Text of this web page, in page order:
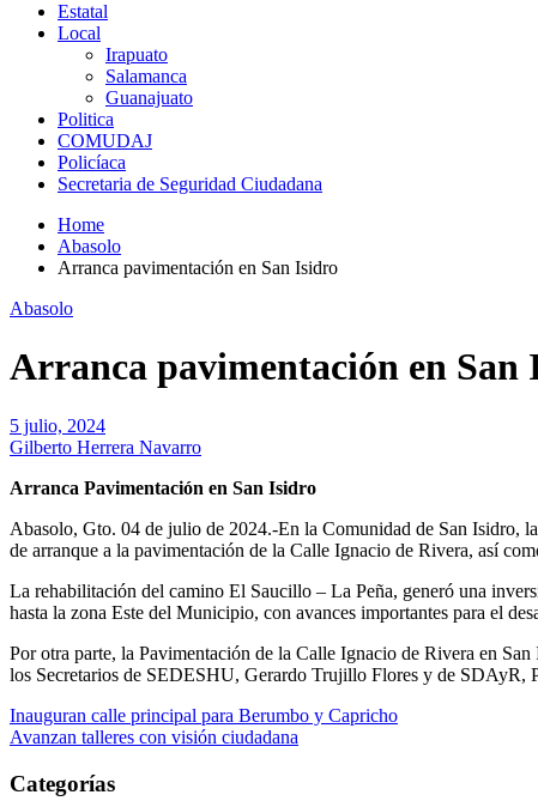
Estatal
Local
Irapuato
Salamanca
Guanajuato
Politica
COMUDAJ
Policíaca
Secretaria de Seguridad Ciudadana
Home
Abasolo
Arranca pavimentación en San Isidro
Abasolo
Arranca pavimentación en San
5 julio, 2024
Gilberto Herrera Navarro
Arranca Pavimentación en San Isidro
Abasolo, Gto. 04 de julio de 2024.-En la Comunidad de San Isidro,
de arranque a la pavimentación de la Calle Ignacio de Rivera, así
La rehabilitación del camino El Saucillo – La Peña, generó una
hasta la zona Este del Municipio, con avances importantes para el
Por otra parte, la Pavimentación de la Calle Ignacio de Rivera en
los Secretarios de SEDESHU, Gerardo Trujillo Flores y de SDAyR,
Navegación
de
entradas
Inauguran calle principal para Berumbo y Capricho
Avanzan talleres con visión ciudadana
Categorías